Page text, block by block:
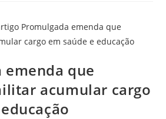
emenda que
acumular cargo